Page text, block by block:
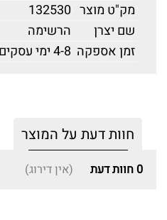
מק"ט מוצר 132530
שם יצרן
הרשימה
זמן אספקה 4-8 ימי עסקים
חוות דעת על המוצר
0 חוות דעת (אין דירוג)